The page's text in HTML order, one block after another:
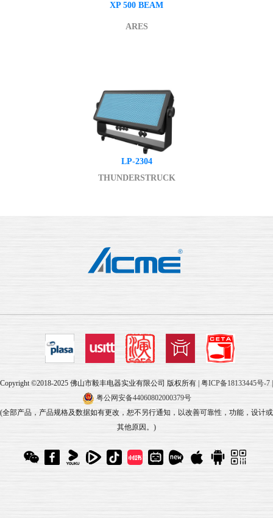
XP 500 BEAM
ARES
LP-2304
THUNDERSTRUCK
Copyright ©2018-2025 佛山市毅丰电器实业有限公司 版权所有 | 粤ICP备18133445号-7 |
粤公网安备44060802000379号
(全部产品，产品规格及数据如有更改，恕不另行通知，以改善可靠性，功能，设计或
其他原因。)